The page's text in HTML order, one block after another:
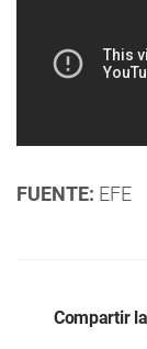
FUENTE: EFE
Compartir